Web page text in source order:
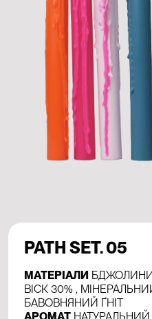
PATH SET. 05
МАТЕРІАЛИ
ВІСК 30% ,
БАВОВНЯНИЙ ҐНІТ